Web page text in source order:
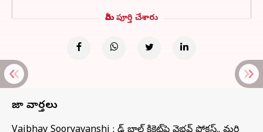
మీరు పూర్తి చేశారు
తాజా వార్తలు